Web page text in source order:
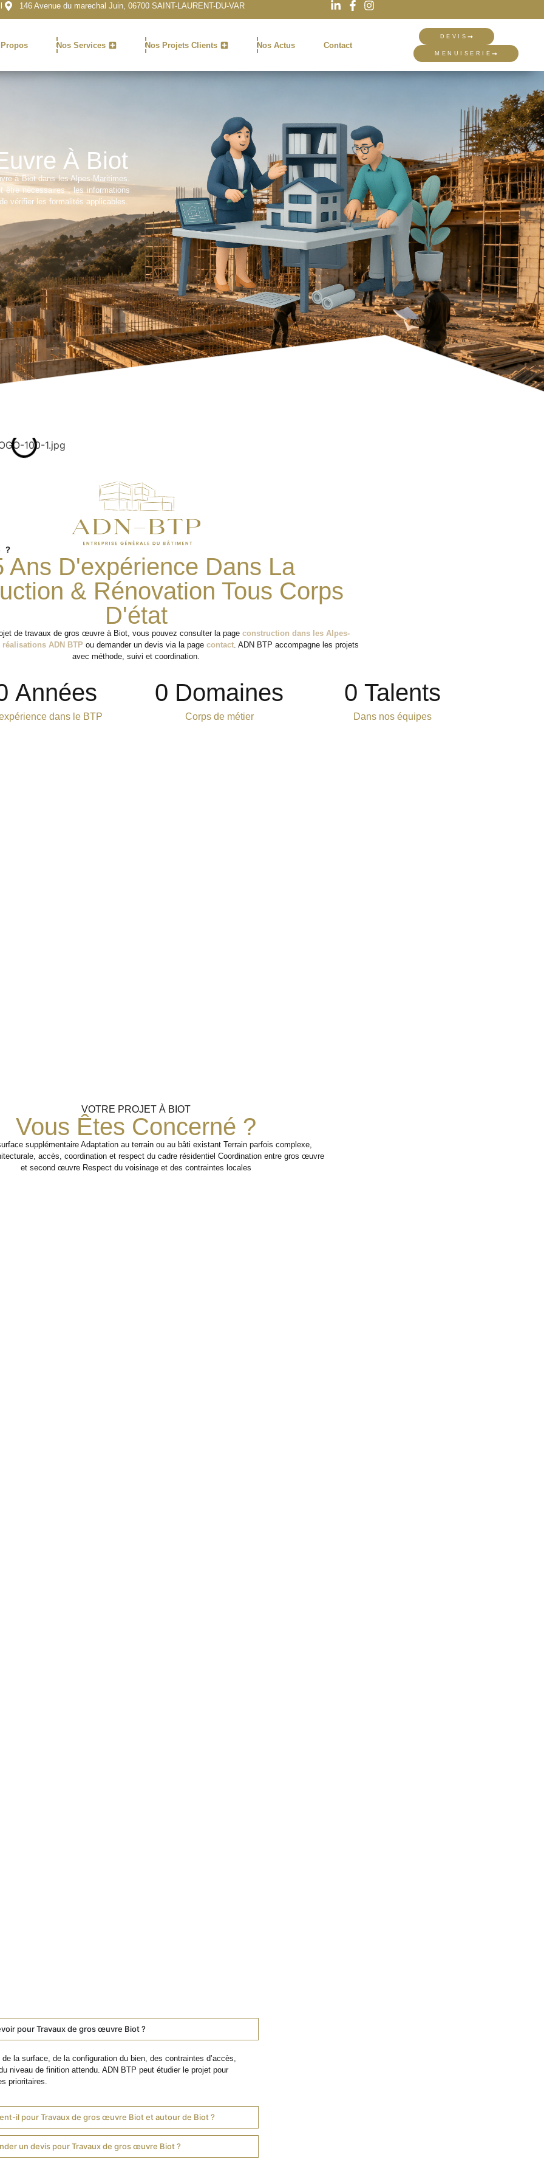
146 Avenue du marechal Juin, 06700 SAINT-LAURENT-DU-VAR
Nos Services Nos Projets Clients Nos Actus Contact
DEVIS
MENUISERIE
À Biot
à Biot dans les Alpes-Maritimes.
être nécessaires ; les informations
vérifier les formalités applicables.
?
Ans D'expérience Dans La
& Rénovation Tous Corps
D'état
de travaux de gros œuvre à Biot, vous pouvez consulter la page construction dans les Alpes-
réalisations ADN BTP ou demander un devis via la page contact . ADN BTP accompagne les projets
avec méthode, suivi et coordination.
dans le BTP
Années
Corps de métier
0 Domaines
Dans nos équipes
0 Talents
VOTRE PROJET À BIOT
Vous Êtes Concerné ?
supplémentaire Adaptation au terrain ou au bâti existant Terrain parfois complexe,
accès, coordination et respect du cadre résidentiel Coordination entre gros œuvre
et second œuvre Respect du voisinage et des contraintes locales
pour Travaux de gros œuvre Biot ?
de la surface, de la configuration du bien, des contraintes d’accès,
niveau de finition attendu. ADN BTP peut étudier le projet pour
prioritaires.
il pour Travaux de gros œuvre Biot et autour de Biot ?
un devis pour Travaux de gros œuvre Biot ?